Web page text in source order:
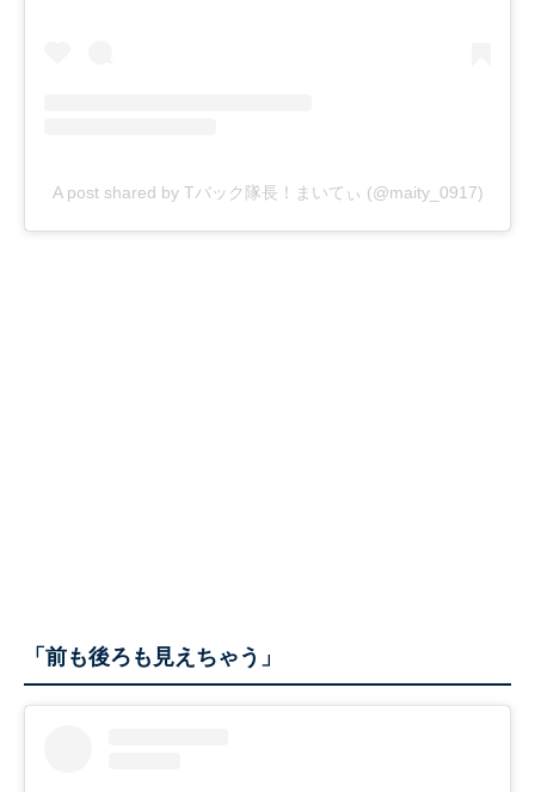
A post shared by Tバック隊長！まいてぃ (@maity_0917)
「前も後ろも見えちゃう」